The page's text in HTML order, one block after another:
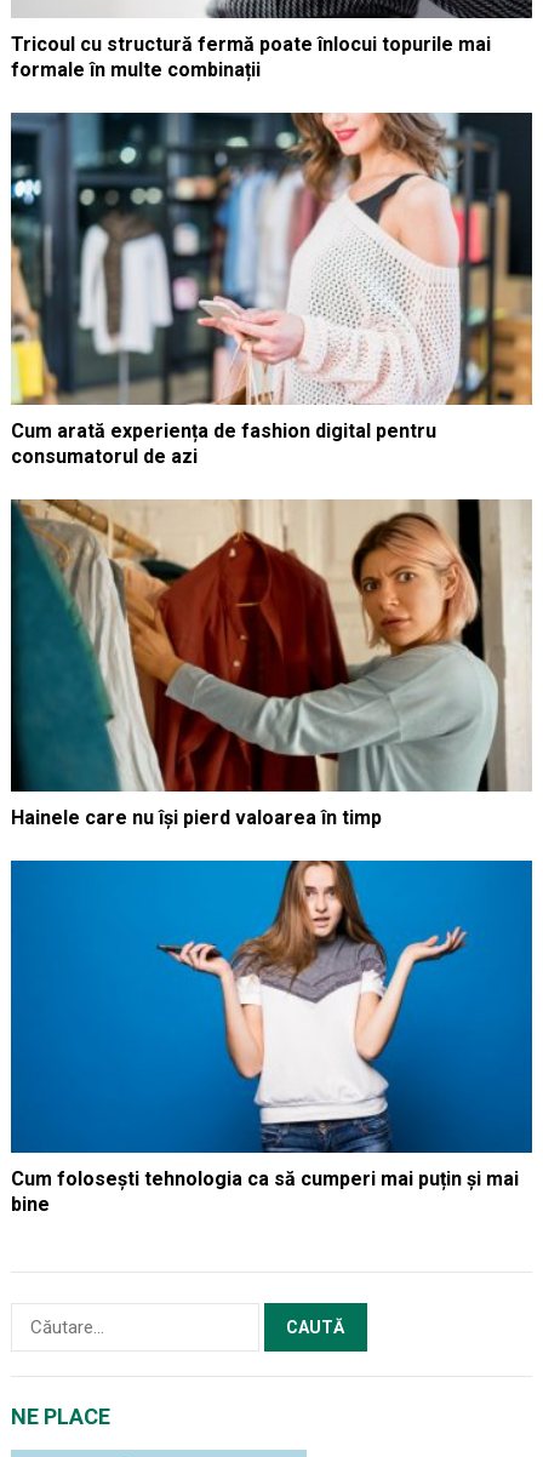
Tricoul cu structură fermă poate înlocui topurile mai
formale în multe combinații
Cum arată experiența de fashion digital pentru
consumatorul de azi
Hainele care nu își pierd valoarea în timp
Cum folosești tehnologia ca să cumperi mai puțin și mai
bine
după:
NE PLACE